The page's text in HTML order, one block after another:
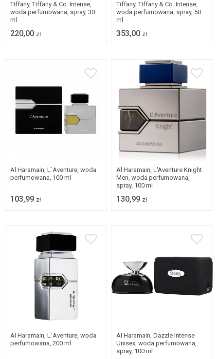
Tiffany, Tiffany & Co. Intense,
woda perfumowana, spray, 30
ml
220,00 zł
Tiffany, Tiffany & Co. Intense,
woda perfumowana, spray, 50
ml
353,00 zł
Al Haramain, L`Aventure, woda
perfumowana, 100 ml
103,99 zł
Al Haramain, L'Aventure Knight
Men, woda perfumowana,
spray, 100 ml
130,99 zł
Al Haramain, L`Aventure, woda
perfumowana, 200 ml
Al Haramain, Dazzle Intense
Unisex, woda perfumowana,
spray, 100 ml